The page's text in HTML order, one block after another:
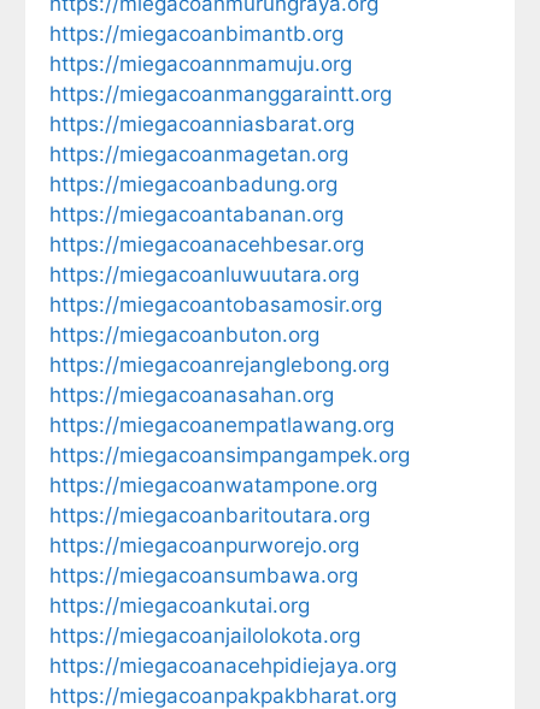
https://miegacoanbimantb.org
https://miegacoannmamuju.org
https://miegacoanmanggaraintt.org
https://miegacoanniasbarat.org
https://miegacoanmagetan.org
https://miegacoanbadung.org
https://miegacoantabanan.org
https://miegacoanacehbesar.org
https://miegacoanluwuutara.org
https://miegacoantobasamosir.org
https://miegacoanbuton.org
https://miegacoanrejanglebong.org
https://miegacoanasahan.org
https://miegacoanempatlawang.org
https://miegacoansimpangampek.org
https://miegacoanwatampone.org
https://miegacoanbaritoutara.org
https://miegacoanpurworejo.org
https://miegacoansumbawa.org
https://miegacoankutai.org
https://miegacoanjailolokota.org
https://miegacoanacehpidiejaya.org
https://miegacoanpakpakbharat.org